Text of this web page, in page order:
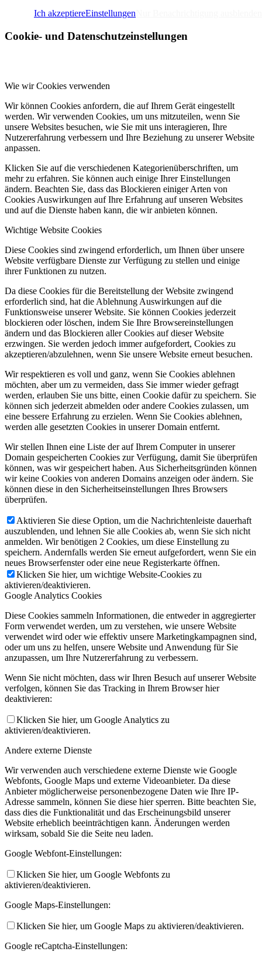
Ich akzeptiereEinstellungen
Cookie- und Datenschutzeinstellungen
Wie wir Cookies verwenden
Wir können Cookies anfordern, die auf Ihrem Gerät eingestellt
werden. Wir verwenden Cookies, um uns mitzuteilen, wenn Sie
unsere Websites besuchen, wie Sie mit uns interagieren, Ihre
Nutzererfahrung verbessern und Ihre Beziehung zu unserer Website
anpassen.
Klicken Sie auf die verschiedenen Kategorienüberschriften, um
mehr zu erfahren. Sie können auch einige Ihrer Einstellungen
ändern. Beachten Sie, dass das Blockieren einiger Arten von
Cookies Auswirkungen auf Ihre Erfahrung auf unseren Websites
und auf die Dienste haben kann, die wir anbieten können.
Wichtige Website Cookies
Diese Cookies sind zwingend erforderlich, um Ihnen über unsere
Website verfügbare Dienste zur Verfügung zu stellen und einige
ihrer Funktionen zu nutzen.
Da diese Cookies für die Bereitstellung der Website zwingend
erforderlich sind, hat die Ablehnung Auswirkungen auf die
Funktionsweise unserer Website. Sie können Cookies jederzeit
blockieren oder löschen, indem Sie Ihre Browsereinstellungen
ändern und das Blockieren aller Cookies auf dieser Website
erzwingen. Sie werden jedoch immer aufgefordert, Cookies zu
akzeptieren/abzulehnen, wenn Sie unsere Website erneut besuchen.
Wir respektieren es voll und ganz, wenn Sie Cookies ablehnen
möchten, aber um zu vermeiden, dass Sie immer wieder gefragt
werden, erlauben Sie uns bitte, einen Cookie dafür zu speichern. Sie
können sich jederzeit abmelden oder andere Cookies zulassen, um
eine bessere Erfahrung zu erzielen. Wenn Sie Cookies ablehnen,
werden alle gesetzten Cookies in unserer Domain entfernt.
Wir stellen Ihnen eine Liste der auf Ihrem Computer in unserer
Domain gespeicherten Cookies zur Verfügung, damit Sie überprüfen
können, was wir gespeichert haben. Aus Sicherheitsgründen können
wir keine Cookies von anderen Domains anzeigen oder ändern. Sie
können diese in den Sicherheitseinstellungen Ihres Browsers
überprüfen.
Aktivieren Sie diese Option, um die Nachrichtenleiste dauerhaft
auszublenden, und lehnen Sie alle Cookies ab, wenn Sie sich nicht
anmelden. Wir benötigen 2 Cookies, um diese Einstellung zu
speichern. Andernfalls werden Sie erneut aufgefordert, wenn Sie ein
neues Browserfenster oder eine neue Registerkarte öffnen.
Klicken Sie hier, um wichtige Website-Cookies zu
aktivieren/deaktivieren.
Google Analytics Cookies
Diese Cookies sammeln Informationen, die entweder in aggregierter
Form verwendet werden, um zu verstehen, wie unsere Website
verwendet wird oder wie effektiv unsere Marketingkampagnen sind,
oder um uns zu helfen, unsere Website und Anwendung für Sie
anzupassen, um Ihre Nutzererfahrung zu verbessern.
Wenn Sie nicht möchten, dass wir Ihren Besuch auf unserer Website
verfolgen, können Sie das Tracking in Ihrem Browser hier
deaktivieren:
Klicken Sie hier, um Google Analytics zu
aktivieren/deaktivieren.
Andere externe Dienste
Wir verwenden auch verschiedene externe Dienste wie Google
Webfonts, Google Maps und externe Videoanbieter. Da diese
Anbieter möglicherweise personenbezogene Daten wie Ihre IP-
Adresse sammeln, können Sie diese hier sperren. Bitte beachten Sie,
dass dies die Funktionalität und das Erscheinungsbild unserer
Website erheblich beeinträchtigen kann. Änderungen werden
wirksam, sobald Sie die Seite neu laden.
Google Webfont-Einstellungen:
Klicken Sie hier, um Google Webfonts zu
aktivieren/deaktivieren.
Google Maps-Einstellungen:
Klicken Sie hier, um Google Maps zu aktivieren/deaktivieren.
Google reCaptcha-Einstellungen: